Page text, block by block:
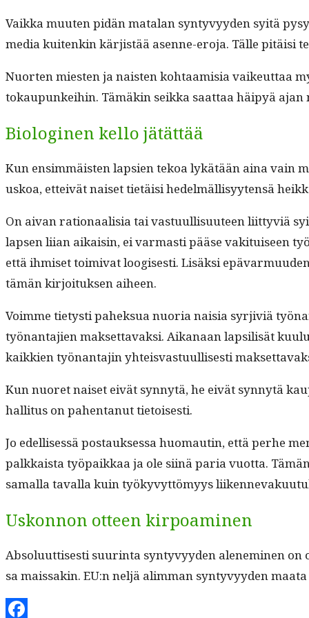
Vaik­ka muuten pidän mata­lan syn­tyvyy­den syitä
media kuitenkin kär­jistää asenne-ero­ja. Tälle pitäisi
Nuorten miesten ja nais­ten kohtaamisia vaikeut­taa
tokaupunkei­hin. Tämäkin seik­ka saat­taa häipyä
Biologinen kello jätättää
Kun ensim­mäis­ten lap­sien tekoa lykätään aina vain
uskoa, etteivät naiset tietäisi hedelmäl­lisyyten­sä
On aivan ratio­naal­isia tai vas­tu­ullisu­u­teen liit­tyviä
lapsen liian aikaisin, ei var­masti pääse vak­i­tuiseen
että ihmiset toimi­vat loogis­es­ti. Lisäk­si
tämän kir­joituk­sen aiheen.
Voimme tietysti pahek­sua nuo­ria naisia syr­jiviä
työ­nan­ta­jien mak­set­tavak­si. Aikanaan lap­sil­isät
kaikkien työ­nan­ta­jin yhteis­vas­tu­ullis­es­ti
Kun nuoret naiset eivät syn­nytä, he eivät syn­nytä
hal­li­tus on pahen­tanut tietoisesti.
Jo edel­lisessä postauk­ses­sa huo­mautin, että per­he
palkkaista työ­paikkaa ja ole siinä paria vuot­ta.
samal­la taval­la kuin työkyvyt­tömyys
Uskonnon otteen kirpoaminen
Absolu­ut­tis­es­ti suur­in­ta syn­tyvyy­den alen­e­m­i­nen
sa mais­sakin. EU:n neljä alim­man syn­tyvyy­den